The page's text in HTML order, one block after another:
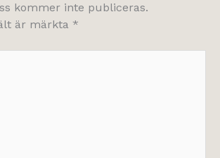
kommer inte publiceras.
är märkta *